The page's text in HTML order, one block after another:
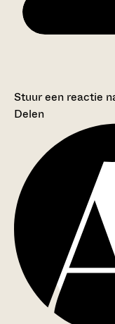
Stuur een reactie
Delen